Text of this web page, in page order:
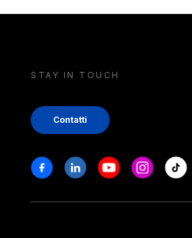
STAY IN TOUCH
Contatti
Stay in touch
FacebookLinkedinYoutubeInstagram
Tiktok